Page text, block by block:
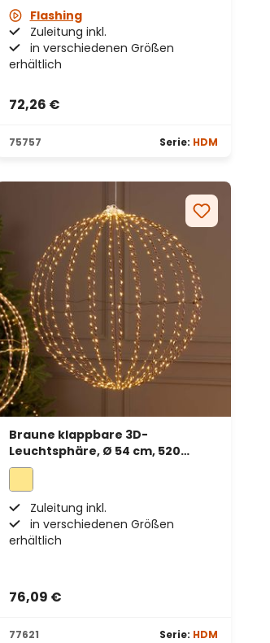
Flashing
Zuleitung inkl.
in verschiedenen Größen
erhältlich
72,26 €
75757 Serie: HDM
Braune klappbare 3D-
Leuchtsphäre, Ø 54 cm, 520
warmweiße Micro-LEDs, für
Zuleitung inkl.
in verschiedenen Größen
erhältlich
76,09 €
77621 Serie: HDM